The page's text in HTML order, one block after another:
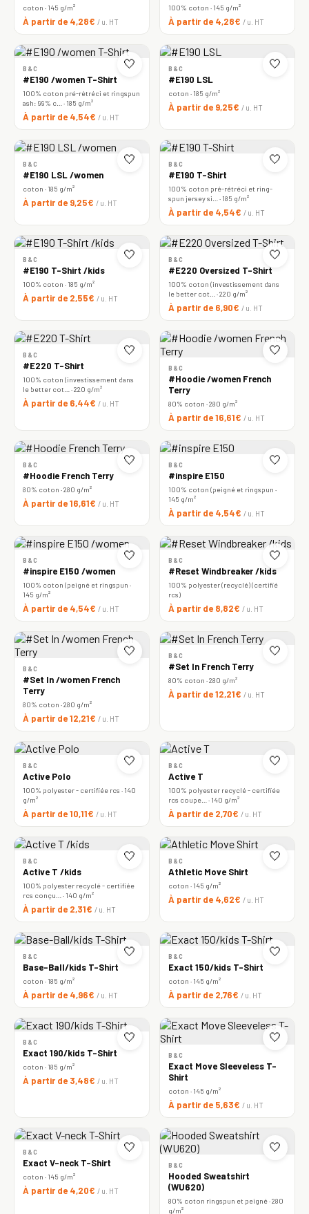
coton · 145 g/m²
À partir de 4,28€ / u. HT
100% coton · 145 g/m²
À partir de 4,28€ / u. HT
🤍
B&C
#E190 /women T-Shirt
100% coton pré-rétréci et ringspun
ash: 99% c… · 185 g/m²
À partir de 4,54€ / u. HT
🤍
B&C
#E190 LSL
coton · 185 g/m²
À partir de 9,25€ / u. HT
🤍
B&C
#E190 LSL /women
coton · 185 g/m²
À partir de 9,25€ / u. HT
🤍
B&C
#E190 T-Shirt
100% coton pré-rétréci et ring-
spun jersey si… · 185 g/m²
À partir de 4,54€ / u. HT
🤍
B&C
#E190 T-Shirt /kids
100% coton · 185 g/m²
À partir de 2,55€ / u. HT
🤍
B&C
#E220 Oversized T-Shirt
100% coton (investissement dans
le better cot… · 220 g/m²
À partir de 6,90€ / u. HT
🤍
B&C
#E220 T-Shirt
100% coton (investissement dans
le better cot… · 220 g/m²
À partir de 6,44€ / u. HT
🤍
B&C
#Hoodie /women French
Terry
80% coton · 280 g/m²
À partir de 16,61€ / u. HT
🤍
B&C
#Hoodie French Terry
80% coton · 280 g/m²
À partir de 16,61€ / u. HT
🤍
B&C
#inspire E150
100% coton (peigné et ringspun ·
145 g/m²
À partir de 4,54€ / u. HT
🤍
B&C
#inspire E150 /women
100% coton (peigné et ringspun ·
145 g/m²
À partir de 4,54€ / u. HT
🤍
B&C
#Reset Windbreaker /kids
100% polyester (recyclé) (certifié
rcs)
À partir de 8,82€ / u. HT
🤍
B&C
#Set In /women French
Terry
80% coton · 280 g/m²
À partir de 12,21€ / u. HT
🤍
B&C
#Set In French Terry
80% coton · 280 g/m²
À partir de 12,21€ / u. HT
🤍
B&C
Active Polo
100% polyester - certifiée rcs · 140
g/m²
À partir de 10,11€ / u. HT
🤍
B&C
Active T
100% polyester recyclé - certifiée
rcs coupe… · 140 g/m²
À partir de 2,70€ / u. HT
🤍
B&C
Active T /kids
100% polyester recyclé - certifiée
rcs conçu… · 140 g/m²
À partir de 2,31€ / u. HT
🤍
B&C
Athletic Move Shirt
coton · 145 g/m²
À partir de 4,62€ / u. HT
🤍
B&C
Base-Ball/kids T-Shirt
coton · 185 g/m²
À partir de 4,96€ / u. HT
🤍
B&C
Exact 150/kids T-Shirt
coton · 145 g/m²
À partir de 2,76€ / u. HT
🤍
B&C
Exact 190/kids T-Shirt
coton · 185 g/m²
À partir de 3,48€ / u. HT
🤍
B&C
Exact Move Sleeveless T-
Shirt
coton · 145 g/m²
À partir de 5,63€ / u. HT
🤍
B&C
Exact V-neck T-Shirt
coton · 145 g/m²
À partir de 4,20€ / u. HT
🤍
B&C
Hooded Sweatshirt
(WU620)
80% coton ringspun et peigné · 280
g/m²